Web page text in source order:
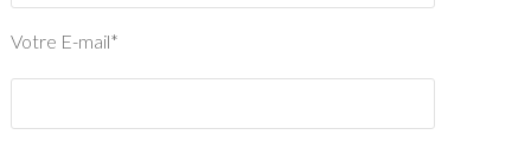
Votre E-mail*